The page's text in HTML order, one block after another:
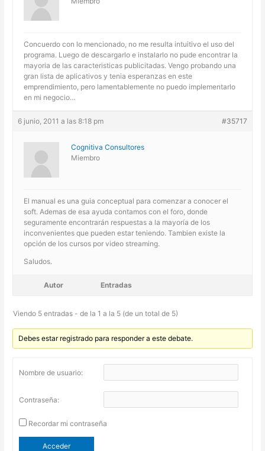
Concuerdo con lo mencionado, no me resulta intuitivo el uso del
programa. Luego de descargarlo e instalarlo no pude encontrar la
mayoria de las caracteristicas publicitadas. Vengo probando una
gran lista de aplicativos y tenia esperanzas en este
emprendimiento, pero lamentablemente no puedo implementarlo
en mi negocio…
6 junio, 2011 a las 8:18 pm #35717
Cognitiva Consultores
Miembro
El manual es una guia conceptual para comenzar a conocer el
soft. Ademas de esa ayuda contamos con el foro, donde
seguramente encontrarán respuestas a la mayoría de los
inconvenientes que pueden estar teniendo. Tambien existe la
opción de los cursos por video streaming.
Saludos.
Autor Entradas
Viendo 5 entradas - de la 1 a la 5 (de un total de 5)
Debes estar registrado para responder a este debate.
Nombre de usuario:
Contraseña:
Recordar mi contraseña
Acceder